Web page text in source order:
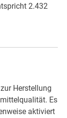
2.432
Herstellung
Es
aktiviert